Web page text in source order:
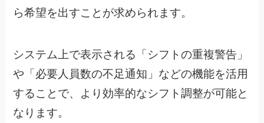
ら希望を出すことが求められます。
システム上で表示される「シフトの重複警告」
や「必要人員数の不足通知」などの機能を活用
することで、より効率的なシフト調整が可能と
なります。